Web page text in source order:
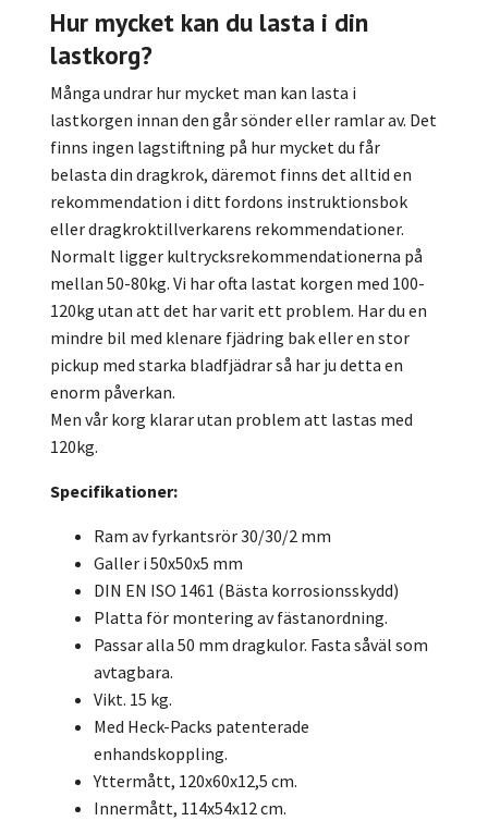
Hur mycket kan du lasta i din
lastkorg?
Många undrar hur mycket man kan lasta i
lastkorgen innan den går sönder eller ramlar av. Det
finns ingen lagstiftning på hur mycket du får
belasta din dragkrok, däremot finns det alltid en
rekommendation i ditt fordons instruktionsbok
eller dragkroktillverkarens rekommendationer.
Normalt ligger kultrycksrekommendationerna på
mellan 50-80kg. Vi har ofta lastat korgen med 100-
120kg utan att det har varit ett problem. Har du en
mindre bil med klenare fjädring bak eller en stor
pickup med starka bladfjädrar så har ju detta en
enorm påverkan.
Men vår korg klarar utan problem att lastas med
120kg.
Specifikationer:
Ram av fyrkantsrör 30/30/2 mm
Galler i 50x50x5 mm
DIN EN ISO 1461 (Bästa korrosionsskydd)
Platta för montering av fästanordning.
Passar alla 50 mm dragkulor. Fasta såväl som
avtagbara.
Vikt. 15 kg.
Med Heck-Packs patenterade
enhandskoppling.
Yttermått, 120x60x12,5 cm.
Innermått, 114x54x12 cm.